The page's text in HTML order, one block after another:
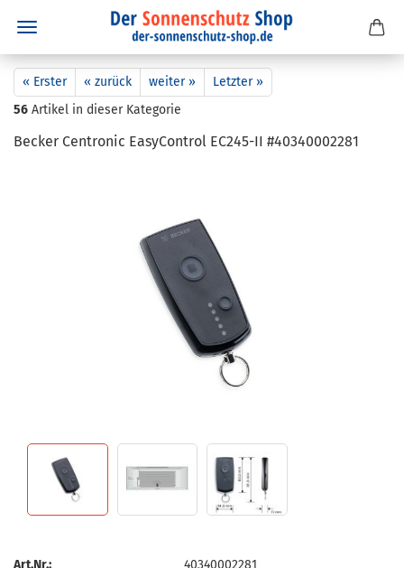
« Erster « zurück weiter »
Letzter »
56 Artikel in dieser Kategorie
Be­cker Cen­tro­nic Ea­sy­Con­trol EC245-​II #40340002281
Art.Nr.:
40340002281